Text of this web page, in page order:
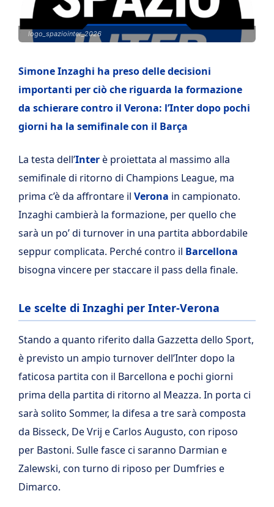
logo_spaziointer_2026
Simone Inzaghi ha preso delle decisioni
importanti per ciò che riguarda la formazione
da schierare contro il Verona: l’Inter dopo pochi
giorni ha la semifinale con il Barça
La testa dell’Interè proiettata al massimo alla
semifinale di ritorno di Champions League, ma
prima c’è da affrontare il Verona in campionato.
Inzaghi cambierà la formazione, per quello che
sarà un po’ di turnover in una partita abbordabile
seppur complicata. Perché contro il Barcellona
bisogna vincere per staccare il pass della finale.
Le scelte di Inzaghi per Inter-Verona
Stando a quanto riferito dalla Gazzetta dello Sport,
è previsto un ampio turnover dell’Inter dopo la
faticosa partita con il Barcellona e pochi giorni
prima della partita di ritorno al Meazza. In porta ci
sarà solito Sommer, la difesa a tre sarà composta
da Bisseck, De Vrij e Carlos Augusto, con riposo
per Bastoni. Sulle fasce ci saranno Darmian e
Zalewski, con turno di riposo per Dumfries e
Dimarco.